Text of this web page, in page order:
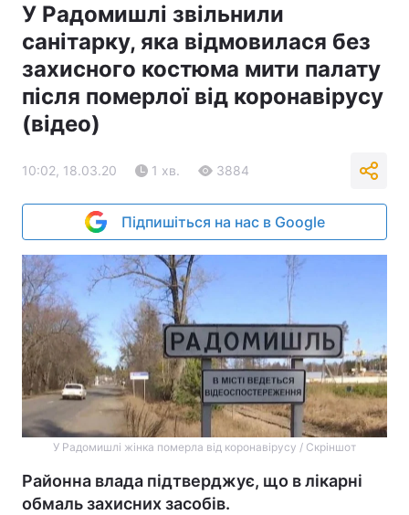
У Радомишлі звільнили
санітарку, яка відмовилася без
захисного костюма мити палату
після померлої від коронавірусу
(відео)
10:02, 18.03.20 1 хв. 3884
Підпишіться на нас в Google
У Радомишлі жінка померла від коронавірусу / Скріншот
Районна влада підтверджує, що в лікарні
обмаль захисних засобів.